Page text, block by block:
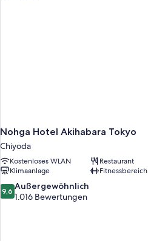
Nohga Hotel Akihabara Tokyo
Chiyoda
Kostenloses WLAN
Restaurant
Klimaanlage
Fitnessbereich
9.6
von
9,6 Außergewöhnlich
1.016 Bewertungen